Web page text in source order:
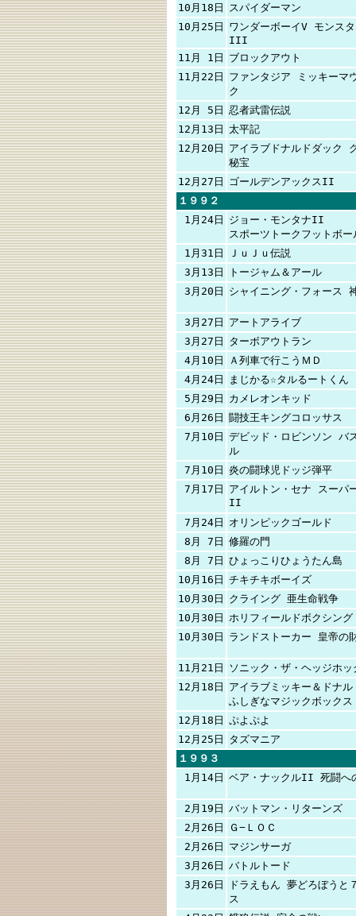
10月18日
スパイダーマン
10月25日
ワンダーボーイV モンス
III
11月 1日
ブロックアウト
11月22日
ファンタジア ミッキーマ
ク
12月 5日 忍者武雷伝説
12月13日 太平記
12月20日
アイラブドナルドダック
秘宝
12月27日
ゴールデンアックスII
１９９２
1月24日
ジョー・モンタナII
スポーツトークフットボー
1月31日
ＪｕＪｕ伝説
3月13日
トージャム＆アール
3月20日
シャイニング・フォース
3月27日
アートアライブ
3月27日
ターボアウトラン
4月10日
Ａ列車で行こうＭＤ
4月24日
まじかる☆タルるートくん
5月29日
カメレオンキッド
6月26日
闘技王キングコロッサス
7月10日 デビッド・ロビンソン バ
ル
7月10日 炎の闘球児ドッジ弾平
7月17日
アイルトン・セナ スーパ
II
7月24日
オリンピックゴールド
8月 7日 修羅の門
8月 7日 ひょっこりひょうたん島
10月16日 チキチキボーイズ
10月30日
クライング 亜生命戦争
10月30日 ホリフィールドボクシング
10月30日
ランドストーカー 皇帝の
11月21日
ソニック・ザ・ヘッジホッ
12月18日
アイラブミッキー＆ドナル
ふしぎなマジックボックス
12月18日 ぷよぷよ
12月25日
タズマニア
１９９３
1月14日 ベア・ナックルII 死闘へ
2月19日 バットマン・リターンズ
2月26日
Ｇ−ＬＯＣ
2月26日
マジンサーガ
3月26日 バトルトード
3月26日
ドラえもん 夢どろぼうと
ス